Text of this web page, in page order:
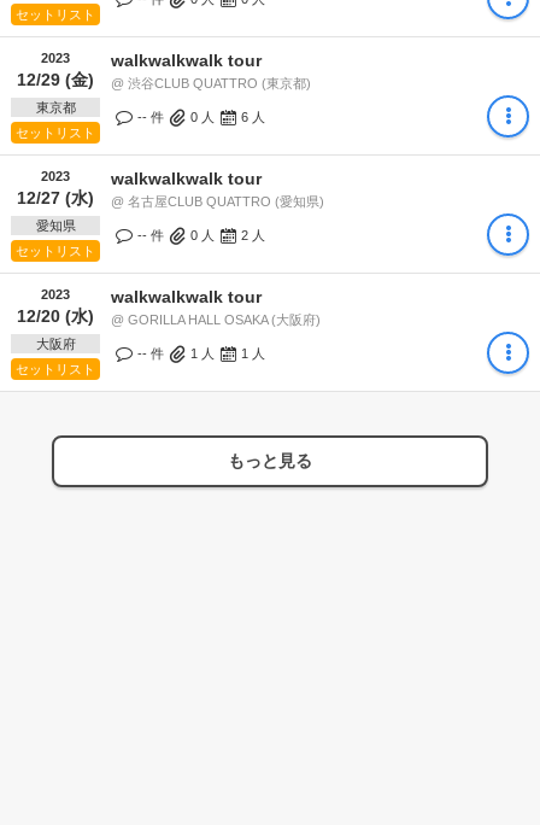
セットリスト
2023
12/29 (金)
東京都
セットリスト
walkwalkwalk tour
@ 渋谷CLUB QUATTRO (東京都)
-- 件 0 人 6 人
2023
12/27 (水)
愛知県
セットリスト
walkwalkwalk tour
@ 名古屋CLUB QUATTRO (愛知県)
-- 件 0 人 2 人
2023
12/20 (水)
大阪府
セットリスト
walkwalkwalk tour
@ GORILLA HALL OSAKA (大阪府)
-- 件 1 人 1 人
もっと見る